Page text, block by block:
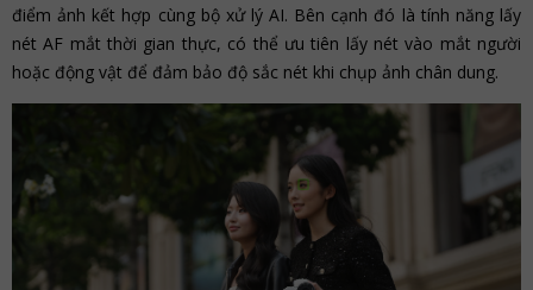
điểm ảnh kết hợp cùng bộ xử lý AI. Bên cạnh đó là tính năng lấy
nét AF mắt thời gian thực, có thể ưu tiên lấy nét vào mắt người
hoặc động vật để đảm bảo độ sắc nét khi chụp ảnh chân dung.